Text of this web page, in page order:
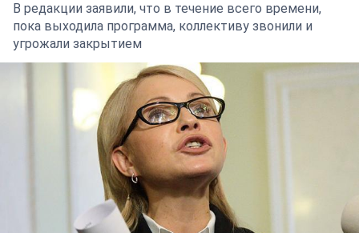
В редакции заявили, что в течение всего времени,
пока выходила программа, коллективу звонили и
угрожали закрытием